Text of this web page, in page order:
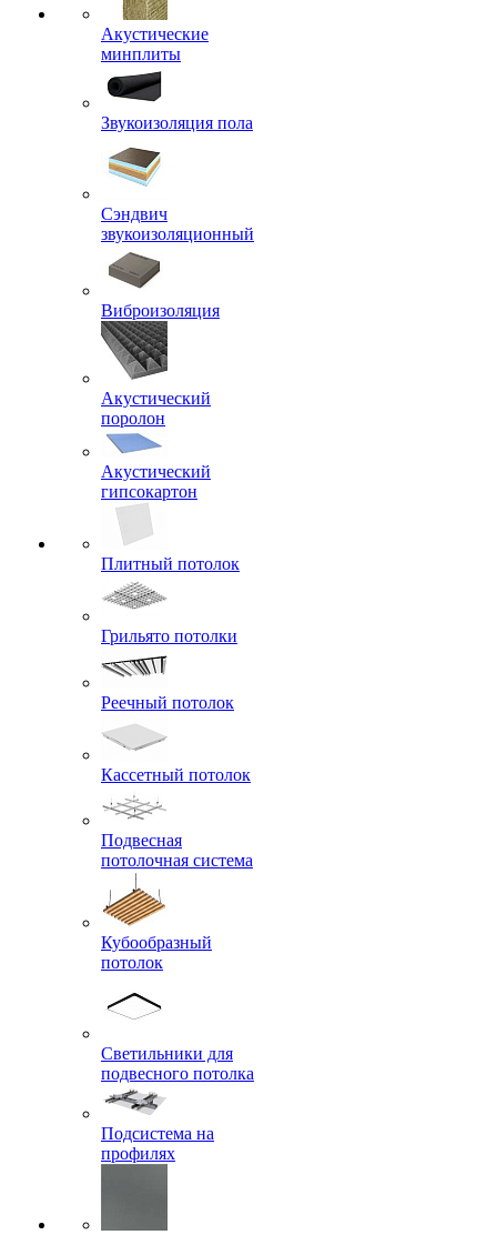
Акустические
минплиты
Звукоизоляция пола
Сэндвич
звукоизоляционный
Виброизоляция
Акустический
поролон
Акустический
гипсокартон
Плитный потолок
Грильято потолки
Реечный потолок
Кассетный потолок
Подвесная
потолочная система
Кубообразный
потолок
Светильники для
подвесного потолка
Подсистема на
профилях